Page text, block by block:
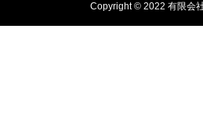
Copyright © 2022 有限会